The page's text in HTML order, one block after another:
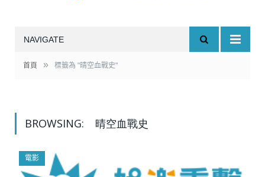
NAVIGATE
首頁 » 標籤為 "晴空血戰史"
BROWSING: 晴空血戰史
電影